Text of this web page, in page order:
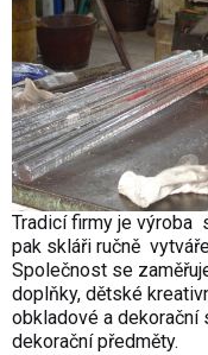
Tradicí firmy je výroba
pak skláři ručně
Společnost se
doplňky, dětské
obkladové a dekorační
dekorační předměty.